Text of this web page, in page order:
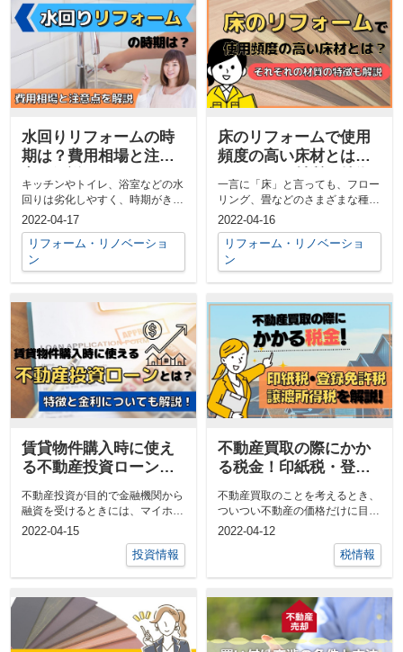
水回りリフォームの時
期は？費用相場と注意
キッチンやトイレ、浴室などの水
回りは劣化しやすく、時期がきた
らリフォームが必要です。 劣化
をそ...
2022-04-17
リフォーム・リノベーショ
ン
床のリフォームで使用
頻度の高い床材とは？
それぞれの材質の特徴
も解説
一言に「床」と言っても、フロー
リング、畳などのさまざまな種類
があるので、お住まいをリフォー
ムす...
2022-04-16
リフォーム・リノベーショ
ン
賃貸物件購入時に使え
る不動産投資ローンと
ても解説！
不動産投資が目的で金融機関から
融資を受けるときには、マイホー
ムの取得時に利用する住宅ローン
2022-04-15
投資情報
不動産買取の際にかか
る税金！印紙税・登録
解説！
不動産買取のことを考えるとき、
ついつい不動産の価格だけに目が
行きがちです。 ただ、不動産買
2022-04-12
税情報